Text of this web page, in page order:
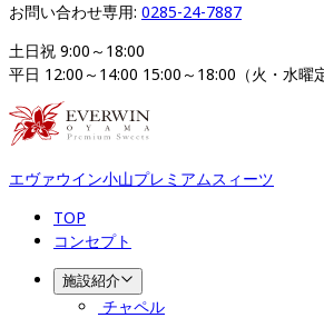
お問い合わせ専用: 0285-24-7887
土日祝 9:00～18:00
平日 12:00～14:00 15:00～18:00（火・水曜
エヴァウイン小山プレミアムスィーツ
TOP
コンセプト
施設紹介
チャペル